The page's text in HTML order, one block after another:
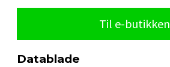
Til e-butikken
Datablade